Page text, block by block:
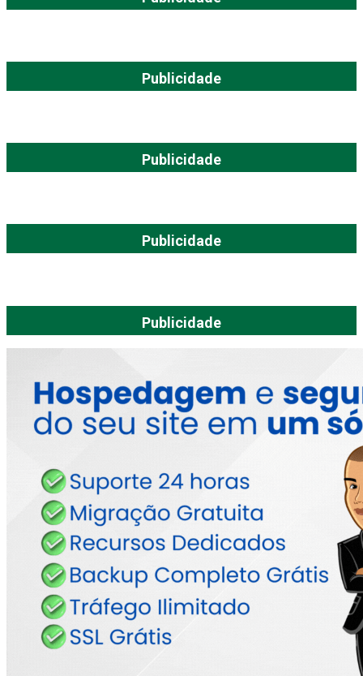
Publicidade
Publicidade
Publicidade
Publicidade